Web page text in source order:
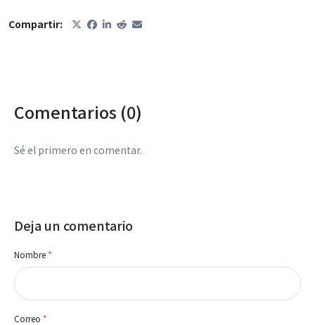
Compartir:
Comentarios (0)
Sé el primero en comentar.
Deja un comentario
Nombre *
Correo *